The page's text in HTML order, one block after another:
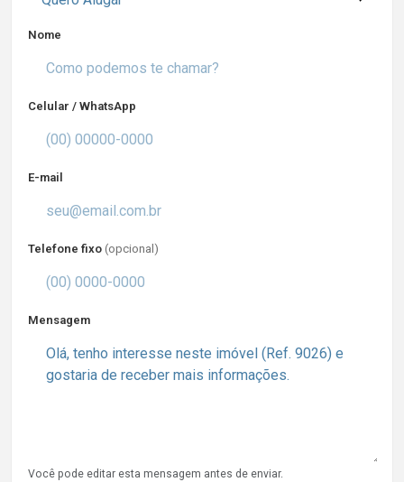
Nome
Celular / WhatsApp
E-mail
Telefone fixo (opcional)
Mensagem
Você pode editar esta mensagem antes de enviar.